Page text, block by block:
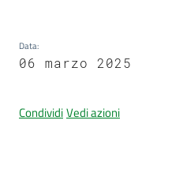
Tutti
gli
Data:
06 marzo 2025
CondividiVedi azioni